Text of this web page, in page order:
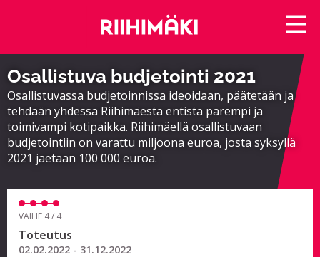
Osallistuva budjetointi 2021
Osallistuvassa budjetoinnissa ideoidaan, päätetään ja
tehdään yhdessä Riihimäestä entistä parempi ja
toimivampi kotipaikka. Riihimäellä osallistuvaan
budjetointiin on varattu miljoona euroa, josta syksyllä
2021 jaetaan 100 000 euroa.
VAIHE 4 / 4
Toteutus
02.02.2022 - 31.12.2022